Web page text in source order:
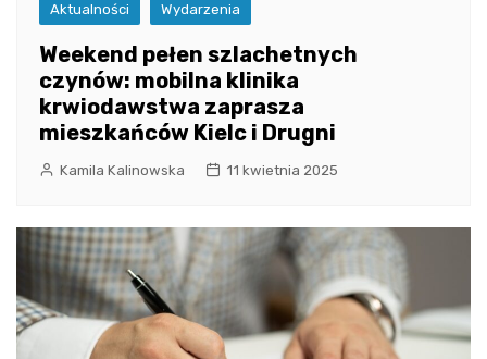
Aktualności Wydarzenia
Weekend pełen szlachetnych
czynów: mobilna klinika
krwiodawstwa zaprasza
mieszkańców Kielc i Drugni
Kamila Kalinowska 11 kwietnia 2025